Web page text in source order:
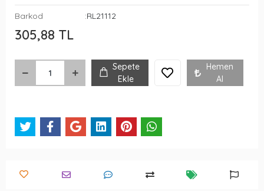
Barkod :RL21112
305,88 TL
Sepete
Ekle
Hemen
Al